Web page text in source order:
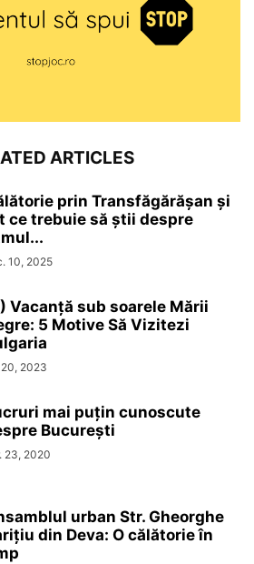
ARTICLES
prin Transfăgărășan și
ce trebuie să știi despre
10, 2025
Vacanță sub soarele Mării
5 Motive Să Vizitezi
2023
mai puțin cunoscute
București
23, 2020
urban Str. Gheorghe
din Deva: O călătorie în